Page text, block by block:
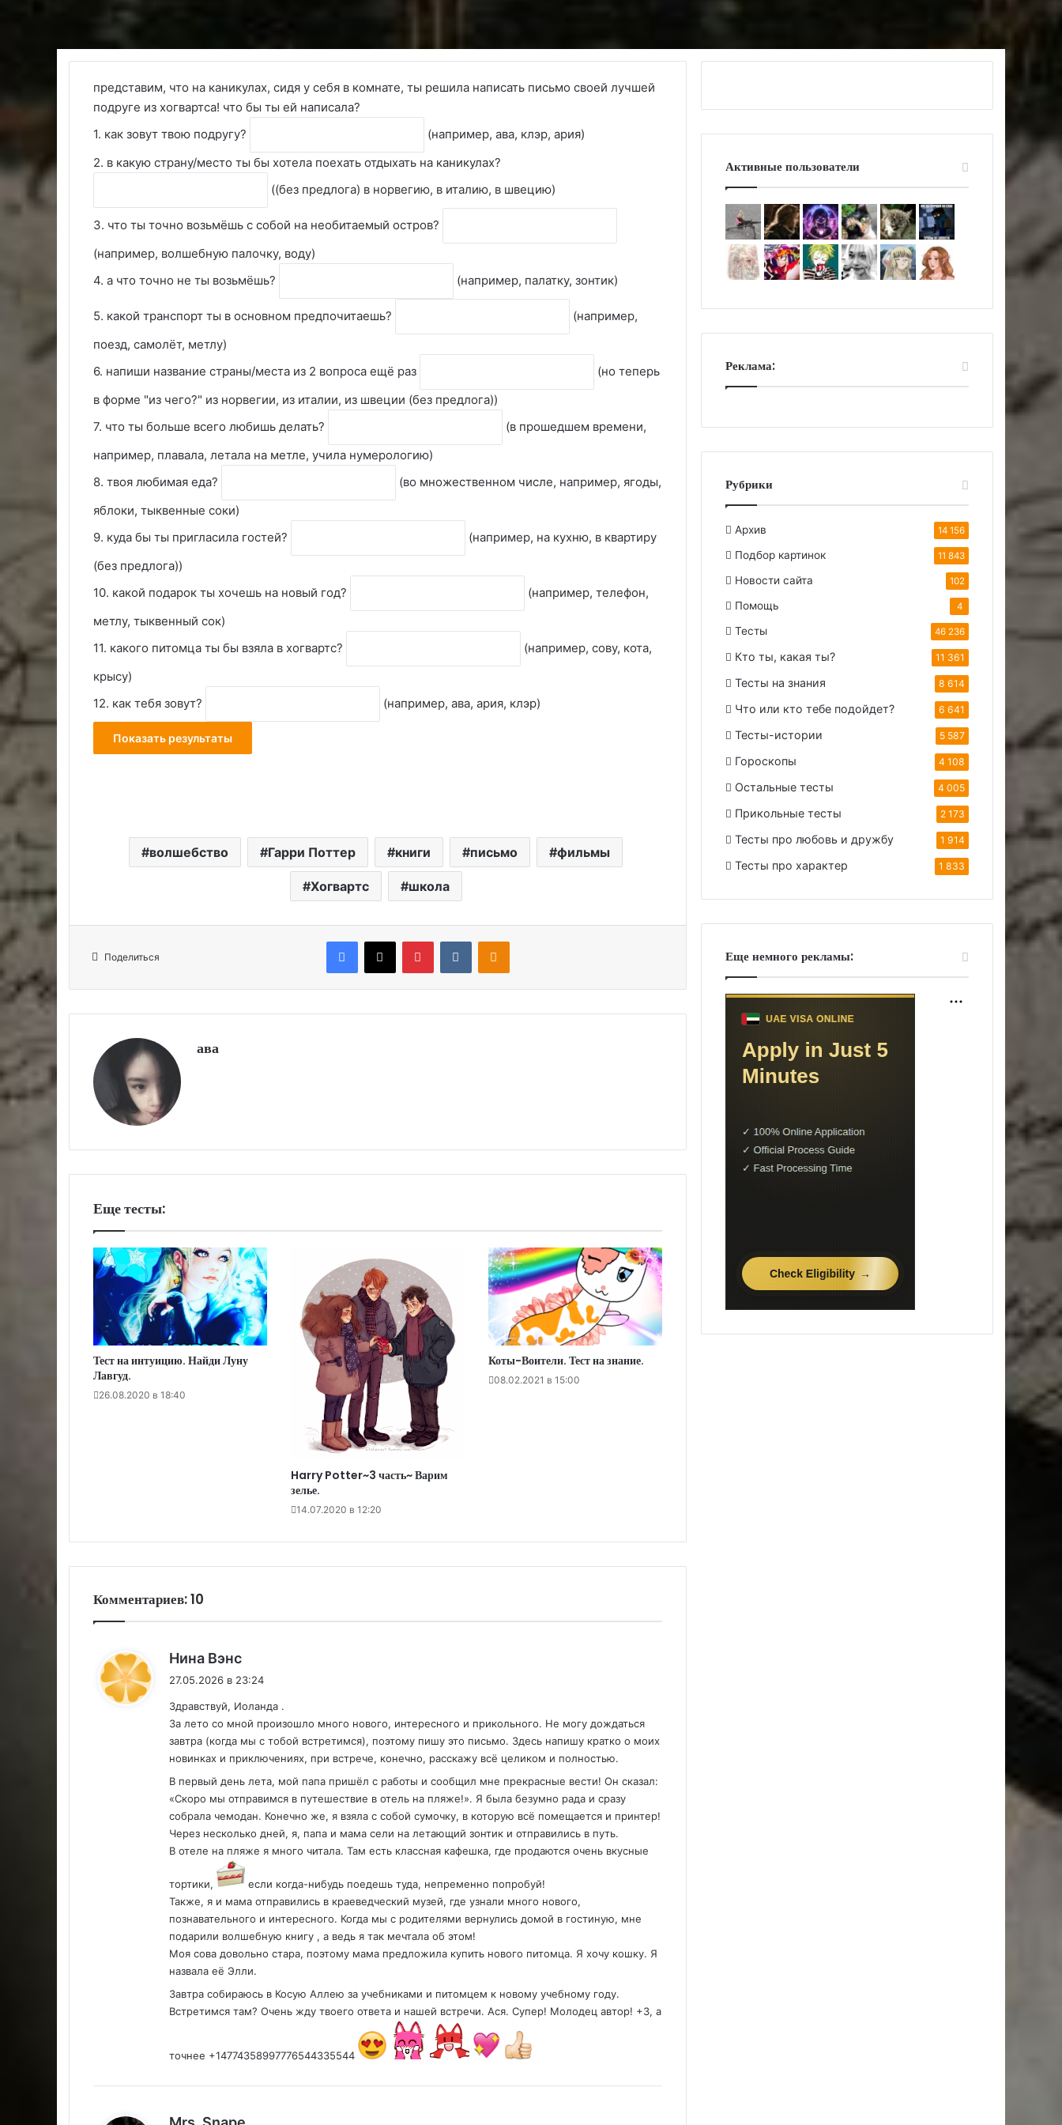
представим, что на каникулах, сидя у себя в комнате, ты решила написать письмо своей лучшей
подруге из хогвартса! что бы ты ей написала?
1. как зовут твою подругу?
(например, ава, клэр, ария)
2. в какую страну/место ты бы хотела поехать отдыхать на каникулах?
((без предлога) в норвегию, в италию, в швецию)
3. что ты точно возьмёшь с собой на необитаемый остров?
(например, волшебную палочку, воду)
4. а что точно не ты возьмёшь?
(например, палатку, зонтик)
5. какой транспорт ты в основном предпочитаешь?
(например,
поезд, самолёт, метлу)
6. напиши название страны/места из 2 вопроса ещё раз
(но теперь
в форме "из чего?" из норвегии, из италии, из швеции (без предлога))
7. что ты больше всего любишь делать?
(в прошедшем времени,
например, плавала, летала на метле, учила нумерологию)
8. твоя любимая еда?
(во множественном числе, например, ягоды,
яблоки, тыквенные соки)
9. куда бы ты пригласила гостей?
(например, на кухню, в квартиру
(без предлога))
10. какой подарок ты хочешь на новый год?
(например, телефон,
метлу, тыквенный сок)
11. какого питомца ты бы взяла в хогвартс?
(например, сову, кота,
крысу)
12. как тебя зовут?
(например, ава, ария, клэр)
волшебство Гарри Поттер книги письмо фильмы
Хогвартс школа
Поделиться
Facebook X Pinterest VKontakte Odnoklassniki
ава
Еще тесты:
Тест на интуицию. Найди Луну
Лавгуд.
26.08.2020 в 18:40
Harry Potter~3 часть~ Варим
зелье.
14.07.2020 в 12:20
Коты-Воители. Тест на знание.
08.02.2021 в 15:00
Комментариев: 10
Нина Вэнс
27.05.2026 в 23:24
Здравствуй, Иоланда .
За лето со мной произошло много нового, интересного и прикольного. Не могу дождаться
завтра (когда мы с тобой встретимся), поэтому пишу это письмо. Здесь напишу кратко о моих
новинках и приключениях, при встрече, конечно, расскажу всё целиком и полностью.
В первый день лета, мой папа пришёл с работы и сообщил мне прекрасные вести! Он сказал:
«Скоро мы отправимся в путешествие в отель на пляже!». Я была безумно рада и сразу
собрала чемодан. Конечно же, я взяла с собой сумочку, в которую всё помещается и принтер!
Через несколько дней, я, папа и мама сели на летающий зонтик и отправились в путь.
В отеле на пляже я много читала. Там есть классная кафешка, где продаются очень вкусные
тортики,
если когда-нибудь поедешь туда, непременно попробуй!
Также, я и мама отправились в краеведческий музей, где узнали много нового,
познавательного и интересного. Когда мы с родителями вернулись домой в гостиную, мне
подарили волшебную книгу , а ведь я так мечтала об этом!
Моя сова довольно стара, поэтому мама предложила купить нового питомца. Я хочу кошку. Я
назвала её Элли.
Завтра собираюсь в Косую Аллею за учебниками и питомцем к новому учебному году.
Встретимся там? Очень жду твоего ответа и нашей встречи. Ася. Супер! Молодец автор! +3, а
точнее +14774358997776544335544
Активные пользователи
Реклама:
Рубрики
Архив 14 156
Подбор картинок 11 843
Новости сайта 102
Помощь 4
Тесты 46 236
Кто ты, какая ты? 11 361
Тесты на знания 8 614
Что или кто тебе подойдет? 6 641
Тесты-истории 5 587
Гороскопы 4 108
Остальные тесты 4 005
Прикольные тесты 2 173
Тесты про любовь и дружбу 1 914
Тесты про характер 1 833
Еще немного рекламы: